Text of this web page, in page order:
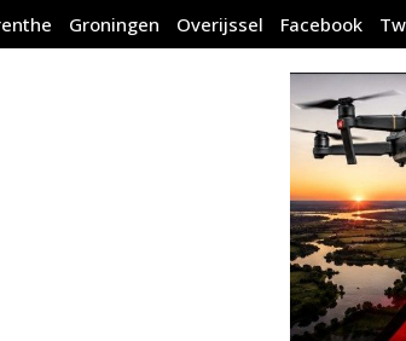
Groningen Overijssel Facebook